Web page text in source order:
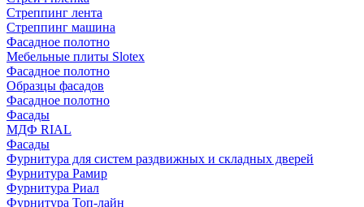
Стреппинг лента
Стреппинг машина
Фасадное полотно
Мебельные плиты Slotex
Фасадное полотно
Образцы фасадов
Фасадное полотно
Фасады
МДФ RIAL
Фасады
Фурнитура для систем раздвижных и складных дверей
Фурнитура Рамир
Фурнитура Риал
Фурнитура Топ-лайн